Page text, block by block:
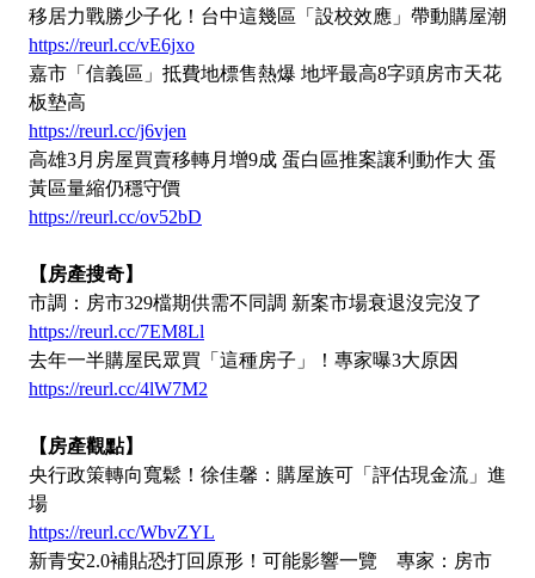
移居力戰勝少子化！台中這幾區「設校效應」帶動購屋潮
https://reurl.cc/vE6jxo
嘉市「信義區」抵費地標售熱爆 地坪最高8字頭房市天花
板墊高
https://reurl.cc/j6vjen
高雄3月房屋買賣移轉月增9成 蛋白區推案讓利動作大 蛋
黃區量縮仍穩守價
https://reurl.cc/ov52bD
【房產搜奇】
市調：房市329檔期供需不同調 新案市場衰退沒完沒了
https://reurl.cc/7EM8Ll
去年一半購屋民眾買「這種房子」！專家曝3大原因
https://reurl.cc/4lW7M2
【房產觀點】
央行政策轉向寬鬆！徐佳馨：購屋族可「評估現金流」進
場
https://reurl.cc/WbvZYL
新青安2.0補貼恐打回原形！可能影響一覽 專家：房市